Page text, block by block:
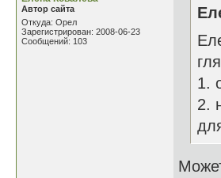
Автор сайта
Откуда: Орел
Зарегистрирован: 2008-06-23
Сообщений: 103
1.
2.